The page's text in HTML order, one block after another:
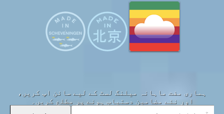
ہماری مفت ماہانہ میلنگ لسٹ کے لیے سائن اپ کریں،
اور نئے مضامین دستیاب ہونے پر مطلع کریں۔